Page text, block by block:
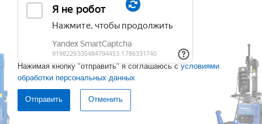
Нажимая кнопку "отправить" я соглашаюсь с условиями
обработки персональных данных
Отменить